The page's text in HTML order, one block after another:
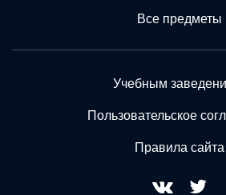
Все предметы
Учебным
Пользовательское
Правила сайта